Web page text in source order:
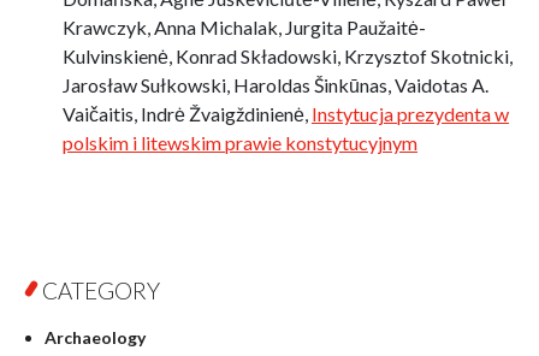
Krawczyk, Anna Michalak, Jurgita Paužaitė-
Kulvinskienė, Konrad Składowski, Krzysztof Skotnicki,
Jarosław Sułkowski, Haroldas Šinkūnas, Vaidotas A.
Vaičaitis, Indrė Žvaigždinienė, Instytucja prezydenta w
polskim i litewskim prawie konstytucyjnym
CATEGORY
Archaeology